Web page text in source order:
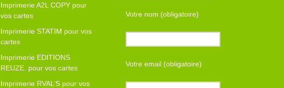
Imprimerie A2L COPY pour
vos cartes
Imprimerie STATIM pour vos
cartes
Imprimerie EDITIONS
REUZE. pour vos cartes
Imprimerie RVAL’S pour vos
Votre nom (obligatoire)
Votre email (obligatoire)